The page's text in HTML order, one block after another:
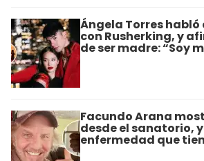
Ángela Torres habló
con Rusherking, y
de ser madre: “Soy
Facundo Arana
desde el sanatorio,
enfermedad que